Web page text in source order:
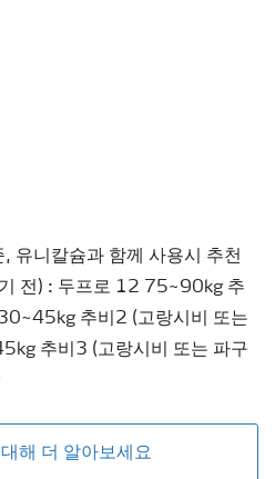
유니칼슘과 함께 사용시 추천
전) : 두프로 12 75~90kg 추
추비2 (고랑시비 또는
추비3 (고랑시비 또는 파구
해 더 알아보세요